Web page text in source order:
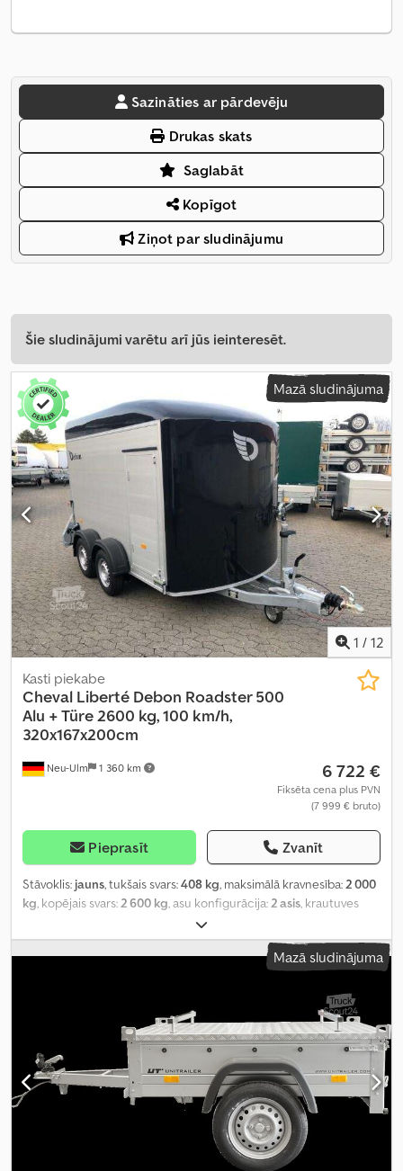
Sazināties ar pārdevēju
Drukas skats
Saglabāt
Kopīgot
Ziņot par sludinājumu
Šie sludinājumi varētu arī jūs ieinteresēt.
Mazā sludinājuma
1 / 12
Neu-Ulm 1 360 km
Kasti piekabe
Cheval Liberté Debon Roadster 500
Alu + Türe 2600 kg, 100 km/h,
320x167x200cm
6 722 €
Fiksēta cena plus PVN
(7 999 € bruto)
Pieprasīt Zvanīt
Stāvoklis: jauns, tukšais svars:408 kg, maksimālā kravnesība: 2 000
kg , kopējais svars: 2 600 kg , asu konfigurācija: 2 asis , krautuves
, iekraušanas vietas platums:
iekraušanas telpas augstums:2 000 mm, iekraušanas telpas
tilpums:10,9 m³, krāsa:sudraba, būvniecības augstums:2 395 mm,
Mazā sludinājuma